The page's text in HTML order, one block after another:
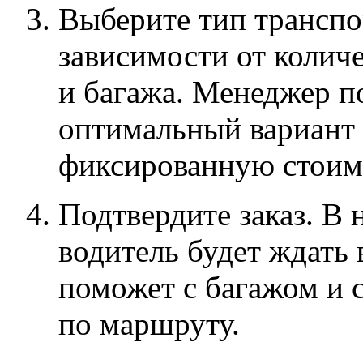
Выберите тип
зависимости от
и багажа. Менеджер
оптимальный вариант
фиксированную
Подтвердите заказ. В
водитель будет ждать
поможет с багажом и
по маршруту.